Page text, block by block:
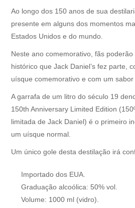
Ao longo dos 150 anos de sua
presente em alguns dos momentos
Estados Unidos e do mundo.
Neste ano comemorativo, fãs
histórico que Jack Daniel’s fez parte,
uísque comemorativo e com um sabor
A garrafa de um litro do século 19
150th Anniversary Limited Edition
limitada de Jack Daniel) é o primeiro
um uísque normal.
Um único gole desta destilação irá
Importado dos EUA.
Graduação alcoólica: 50% vol.
Volume: 1000 ml (vidro).